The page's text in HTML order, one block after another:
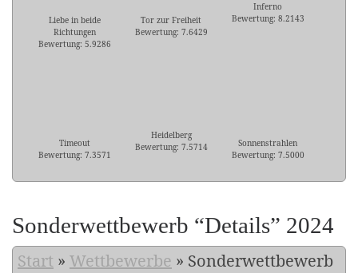
Liebe in beide
Richtungen
Bewertung: 5.9286
Tor zur Freiheit
Bewertung: 7.6429
Inferno
Bewertung: 8.2143
Timeout
Bewertung: 7.3571
Heidelberg
Bewertung: 7.5714
Sonnenstrahlen
Bewertung: 7.5000
Sonderwettbewerb “Details” 2024
Start » Wettbewerbe » Sonderwettbewerb